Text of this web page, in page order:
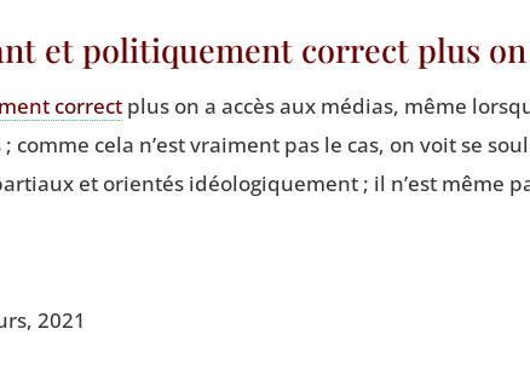
et politiquement correct plus
cor­rectplus on a accès aux médias, même
comme cela n’est vrai­ment pas le cas, on voit se
et orien­tés idéo­lo­gi­que­ment ; il n’est même
2021